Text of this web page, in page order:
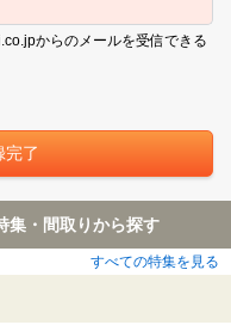
からのメールを受信できる
集・間取りから探す
すべての特集を見る